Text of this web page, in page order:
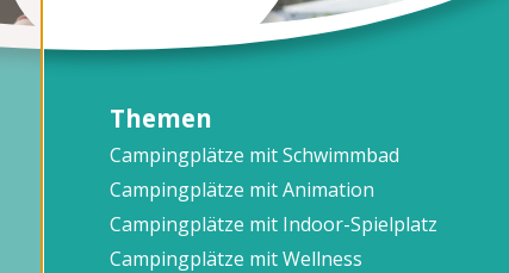
Themen
Campingplätze mit Schwimmbad
Campingplätze mit Animation
Campingplätze mit Indoor-Spielplatz
Campingplätze mit Wellness